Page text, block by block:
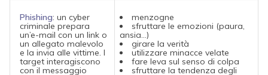
Phishing: un cyber
criminale prepara
un’e-mail con un link o
un allegato malevolo
e la invia alle vittime. I
target interagiscono
con il messaggio
menzogne
sfruttare le emozioni (paura,
ansia…)
girare la verità
utilizzare minacce velate
fare leva sul senso di colpa
sfruttare la tendenza degli